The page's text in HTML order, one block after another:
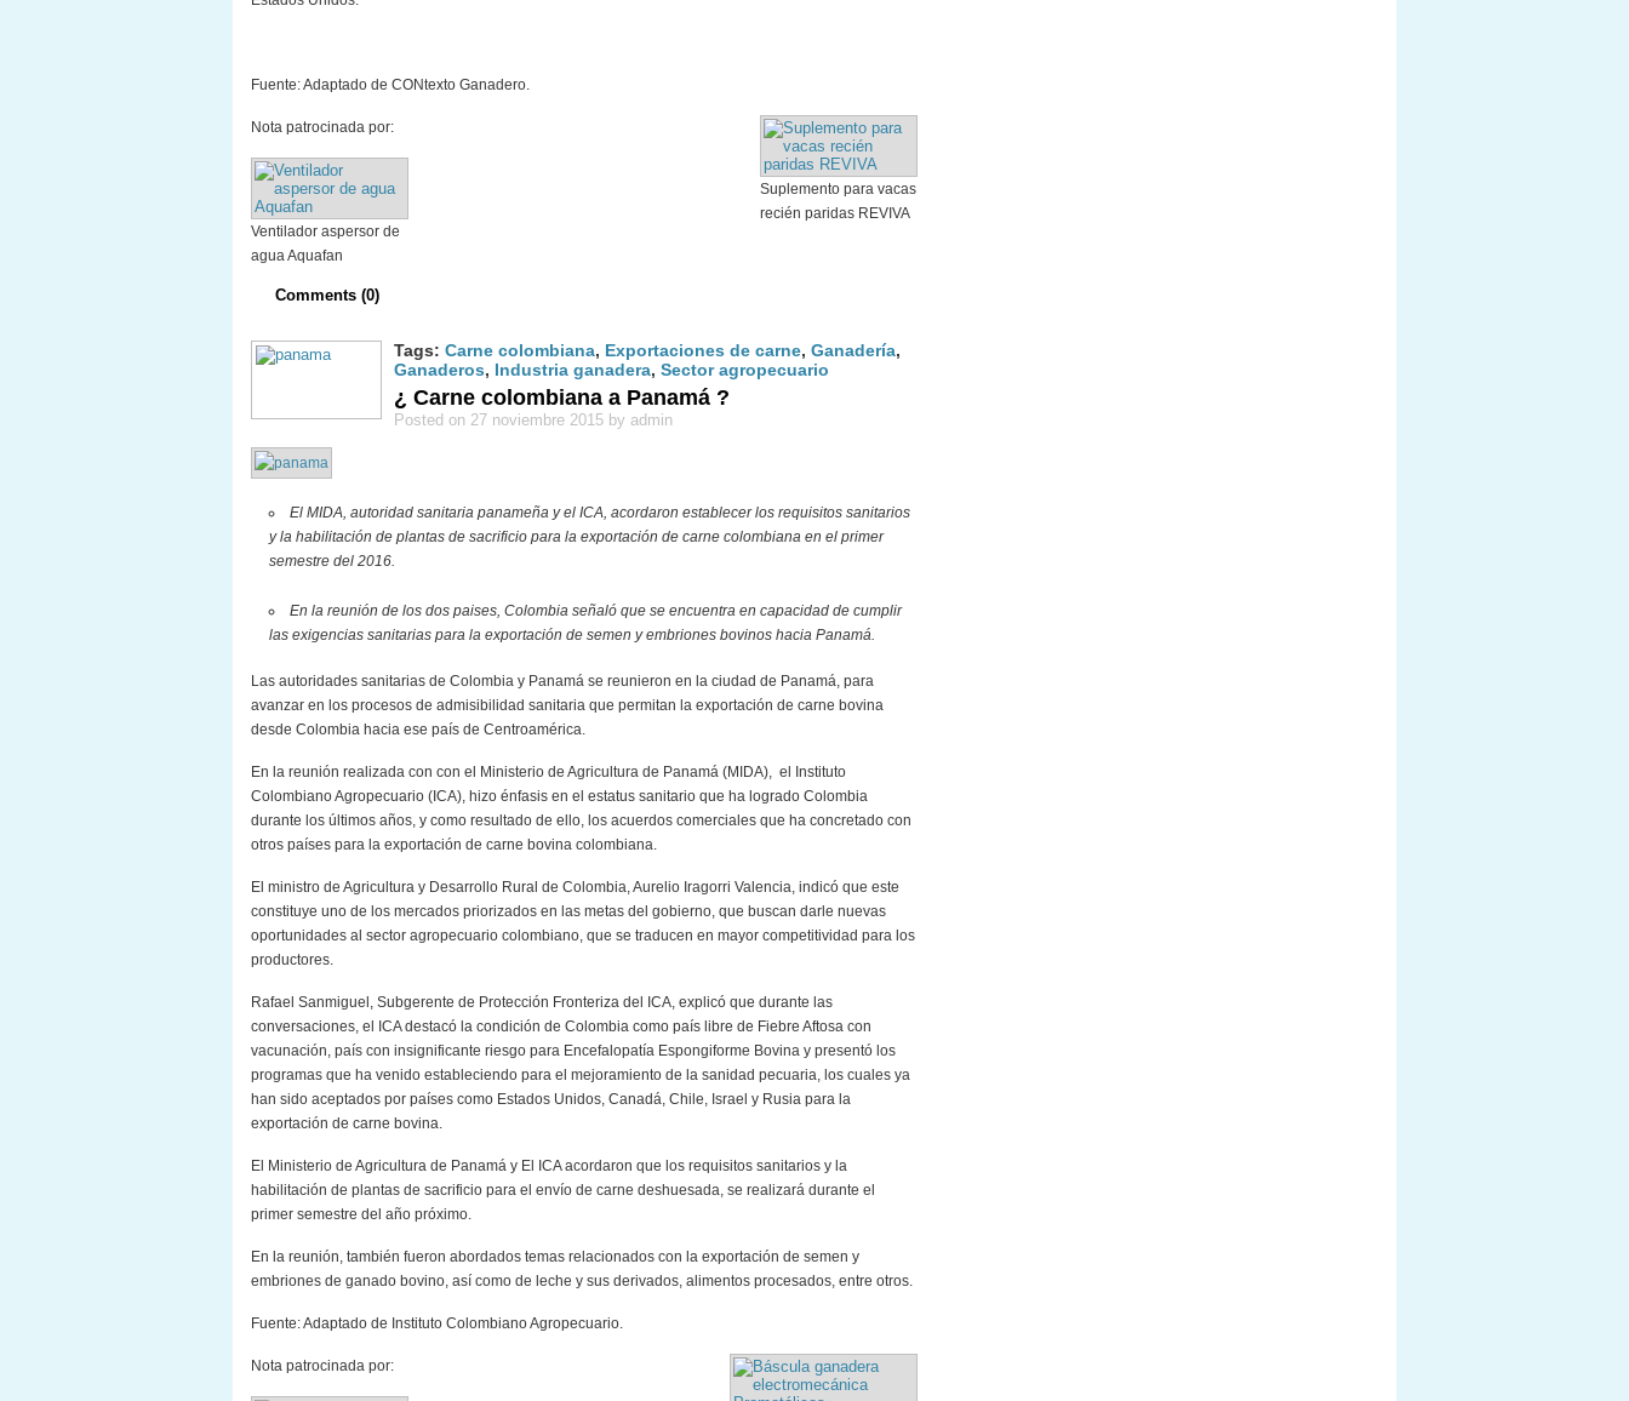
Fuente: Adaptado de CONtexto Ganadero.
Suplemento para vacas
recién paridas REVIVA
Nota patrocinada por:
Ventilador aspersor de
agua Aquafan
Comments (0)
Tags: Carne colombiana, Exportaciones de carne, Ganadería,
Ganaderos, Industria ganadera, Sector agropecuario
¿ Carne colombiana a Panamá ?
Posted on 27 noviembre 2015 by admin
El MIDA, autoridad sanitaria panameña y el ICA, acordaron establecer los requisitos sanitarios
y la habilitación de plantas de sacrificio para la exportación de carne colombiana en el primer
semestre del 2016.
En la reunión de los dos paises, Colombia señaló que se encuentra en capacidad de cumplir
las exigencias sanitarias para la exportación de semen y embriones bovinos hacia Panamá.
Las autoridades sanitarias de Colombia y Panamá se reunieron en la ciudad de Panamá, para
avanzar en los procesos de admisibilidad sanitaria que permitan la exportación de carne bovina
desde Colombia hacia ese país de Centroamérica.
En la reunión realizada con con el Ministerio de Agricultura de Panamá (MIDA), el Instituto
Colombiano Agropecuario (ICA), hizo énfasis en el estatus sanitario que ha logrado Colombia
durante los últimos años, y como resultado de ello, los acuerdos comerciales que ha concretado con
otros países para la exportación de carne bovina colombiana.
El ministro de Agricultura y Desarrollo Rural de Colombia, Aurelio Iragorri Valencia, indicó que este
constituye uno de los mercados priorizados en las metas del gobierno, que buscan darle nuevas
oportunidades al sector agropecuario colombiano, que se traducen en mayor competitividad para los
productores.
Rafael Sanmiguel, Subgerente de Protección Fronteriza del ICA, explicó que durante las
conversaciones, el ICA destacó la condición de Colombia como país libre de Fiebre Aftosa con
vacunación, país con insignificante riesgo para Encefalopatía Espongiforme Bovina y presentó los
programas que ha venido estableciendo para el mejoramiento de la sanidad pecuaria, los cuales ya
han sido aceptados por países como Estados Unidos, Canadá, Chile, Israel y Rusia para la
exportación de carne bovina.
El Ministerio de Agricultura de Panamá y El ICA acordaron que los requisitos sanitarios y la
habilitación de plantas de sacrificio para el envío de carne deshuesada, se realizará durante el
primer semestre del año próximo.
En la reunión, también fueron abordados temas relacionados con la exportación de semen y
embriones de ganado bovino, así como de leche y sus derivados, alimentos procesados, entre otros.
Fuente: Adaptado de Instituto Colombiano Agropecuario.
Nota patrocinada por: